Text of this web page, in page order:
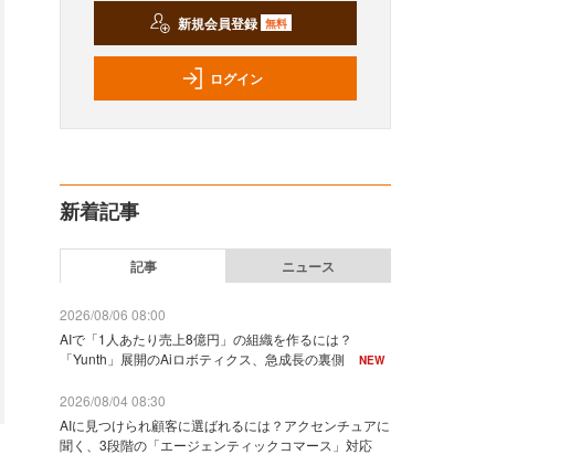
新規会員登録 無料
ログイン
新着記事
記事 ニュース
2026/08/06 08:00
AIで「1人あたり売上8億円」の組織を作るには？
「Yunth」展開のAiロボティクス、急成長の裏側
NEW
2026/08/04 08:30
AIに見つけられ顧客に選ばれるには？アクセンチュアに
聞く、3段階の「エージェンティックコマース」対応